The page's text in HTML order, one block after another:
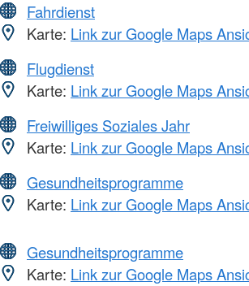
Fahrdienst
Karte: Link zur Google Maps
Flugdienst
Karte: Link zur Google Maps
Freiwilliges Soziales Jahr
Karte: Link zur Google Maps
Gesundheitsprogramme
Karte: Link zur Google Maps
Gesundheitsprogramme
Karte: Link zur Google Maps